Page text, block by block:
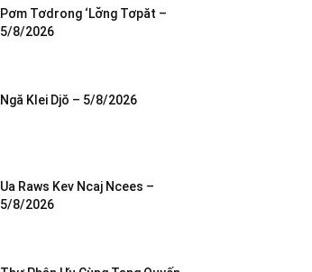
Pơm Tơdrong ‘Lơ̆ng Tơpăt –
5/8/2026
Ngă Klei Djŏ – 5/8/2026
Ua Raws Kev Ncaj Ncees –
5/8/2026